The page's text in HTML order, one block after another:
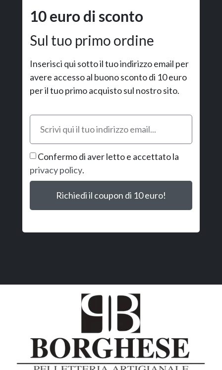
10 euro di sconto
Sul tuo primo ordine
Inserisci qui sotto il tuo indirizzo email per
avere accesso al buono sconto di 10 euro
per il tuo primo acquisto sul nostro sito.
Confermo di aver letto e accettato la
privacy policy.
Richiedi il coupon di 10 euro!